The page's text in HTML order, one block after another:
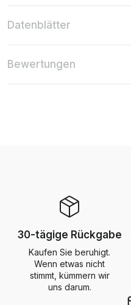
Datenblätter
Bewertungen
30-tägige Rückgabe
Kaufen Sie beruhigt.
Wenn etwas nicht
stimmt, kümmern wir
uns darum.